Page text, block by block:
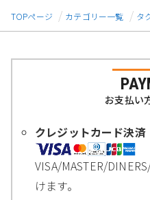
TOPページ
カテゴリー一覧 タ
お支払い
クレジットカード決済
VISA/MASTER/
けます。